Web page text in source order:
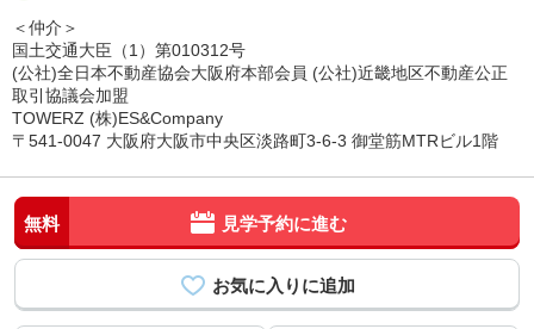
＜仲介＞
国土交通大臣（1）第010312号
(公社)全日本不動産協会大阪府本部会員 (公社)近畿地区不動産公正
取引協議会加盟
TOWERZ (株)ES&Company
〒541-0047 大阪府大阪市中央区淡路町3-6-3 御堂筋MTRビル1階
無料 見学予約に進む